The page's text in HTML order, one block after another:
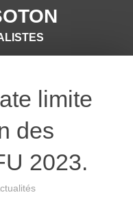
limite
des
2023.